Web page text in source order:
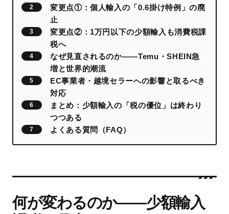
変更点①：個人輸入の「0.6掛け特例」の廃
止
変更点②：1万円以下の少額輸入も消費税課
税へ
なぜ見直されるのか——Temu・SHEIN急
増と世界的潮流
EC事業者・越境セラーへの影響と取るべき
対応
まとめ：少額輸入の「税の優位」は終わり
つつある
よくある質問（FAQ）
何が変わるのか——少額輸入